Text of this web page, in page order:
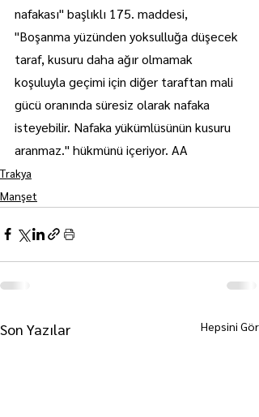
nafakası" başlıklı 175. maddesi,
"Boşanma yüzünden yoksulluğa düşecek
taraf, kusuru daha ağır olmamak
koşuluyla geçimi için diğer taraftan mali
gücü oranında süresiz olarak nafaka
isteyebilir. Nafaka yükümlüsünün kusuru
aranmaz." hükmünü içeriyor. AA
Trakya
Manşet
Son Yazılar Hepsini Gör